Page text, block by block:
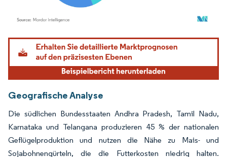
Bild © Mordor Intelligence. Wiederverwendung erfordert Namensnennung gemäß
Geografische Analyse
Die südlichen Bundesstaaten Andhra Pradesh, Tamil Nadu,
Karnataka und Telangana produzieren 45 % der nationalen
Geflügelproduktion und nutzen die Nähe zu Mais- und
Sojabohnengürteln, die die Futterkosten niedrig halten.